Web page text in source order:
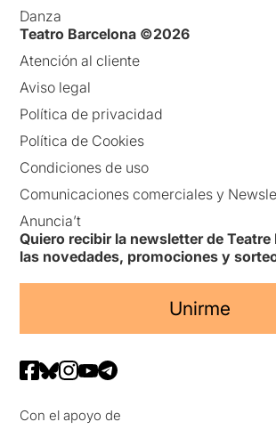
Danza
Teatro Barcelona ©2026
Atención al cliente
Aviso legal
Política de privacidad
Política de Cookies
Condiciones de uso
Comunicaciones comerciales y
Anuncia’t
Quiero recibir la newsletter de Teatre
las novedades, promociones y
Unirme
Con el apoyo de